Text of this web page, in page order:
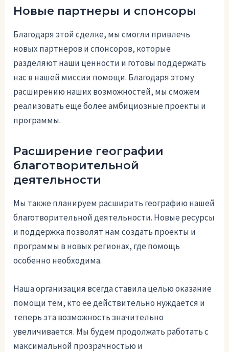
Новые партнеры и спонсоры
Благодаря этой сделке, мы смогли привлечь
новых партнеров и спонсоров, которые
разделяют наши ценности и готовы поддержать
нас в нашей миссии помощи. Благодаря этому
расширению наших возможностей, мы сможем
реализовать еще более амбициозные проекты и
программы.
Расширение географии
благотворительной
деятельности
Мы также планируем расширить географию нашей
благотворительной деятельности. Новые ресурсы
и поддержка позволят нам создать проекты и
программы в новых регионах, где помощь
особенно необходима.
Наша организация всегда ставила целью оказание
помощи тем, кто ее действительно нуждается и
теперь эта возможность значительно
увеличивается. Мы будем продолжать работать с
максимальной прозрачностью и